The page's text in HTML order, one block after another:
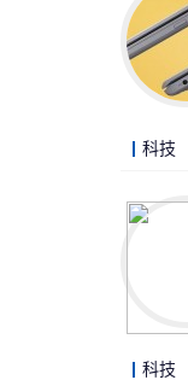
科技
科技